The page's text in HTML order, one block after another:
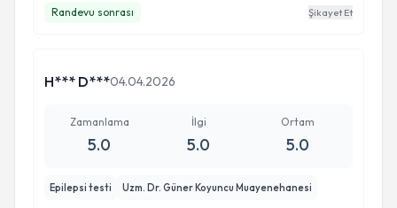
Randevu sonrası Şikayet Et
H*** D***04.04.2026
Zamanlama
5.0
İlgi
5.0
Ortam
5.0
Epilepsi testi Uzm. Dr. Güner Koyuncu Muayenehanesi